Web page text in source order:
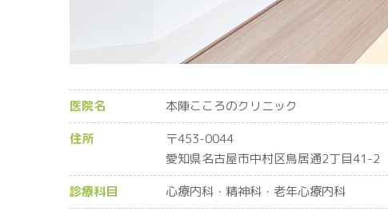
医院名
本陣こころのクリニック
住所
〒453-0044
愛知県名古屋市中村区鳥居通2丁目41-2
診療科目
心療内科・精神科・老年心療内科